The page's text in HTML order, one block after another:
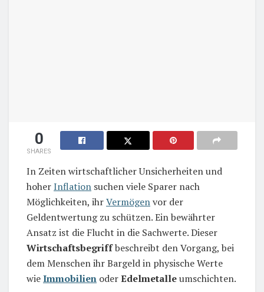
0
SHARES
In Zeiten wirtschaftlicher Unsicherheiten und
hoherInflation suchen viele Sparer nach
Möglichkeiten, ihrVermögenvor der
Geldentwertung zu schützen. Ein bewährter
Ansatz ist die Flucht in die Sachwerte. Dieser
Wirtschaftsbegriffbeschreibt den Vorgang, bei
dem Menschen ihr Bargeld in physische Werte
wieImmobilien oderEdelmetalleumschichten.